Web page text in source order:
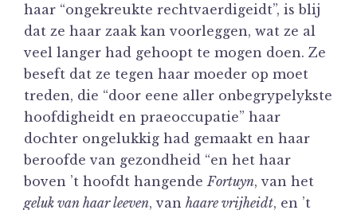
haar “ongekreukte rechtvaerdigeidt”, is blij
dat ze haar zaak kan voorleggen, wat ze al
veel langer had gehoopt te mogen doen. Ze
beseft dat ze tegen haar moeder op moet
treden, die “door eene aller onbegrypelykste
hoofdigheidt en praeoccupatie” haar
dochter ongelukkig had gemaakt en haar
beroofde van gezondheid “en het haar
boven ’t hoofdt hangende Fortuyn, van het
geluk van haar leeven, van haare vrijheidt, en ’t